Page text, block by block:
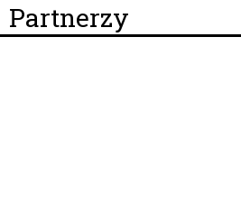
Partnerzy